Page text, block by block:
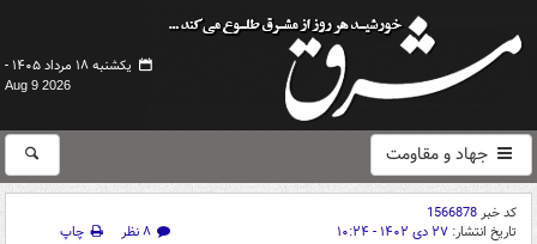
یکشنبه ۱۸ مرداد ۱۴۰۵ -
Aug 9 2026
جهاد و مقاومت
کد خبر1566878
تاریخ انتشار: ۲۷ دی ۱۴۰۲ - ۱۰:۲۴ ۸ نظر
چاپ